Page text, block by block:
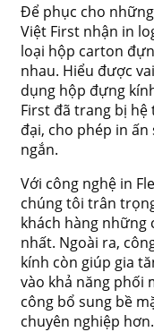
Để phục cho
Việt First nhận in
loại hộp carton
nhau. Hiểu được
dụng hộp đựng
First đã trang bị
đại, cho phép in
ngắn.
Với công nghệ in
chúng tôi trân
khách hàng những
nhất. Ngoài ra,
kính còn giúp gia
vào khả năng phối
công bổ sung bề
chuyên nghiệp hơn.